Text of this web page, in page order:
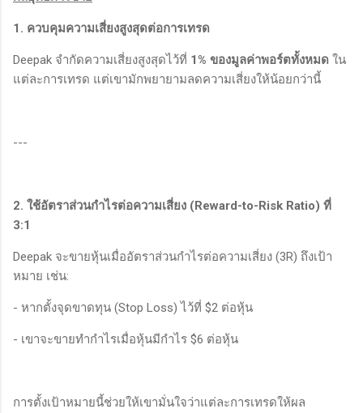
1. ควบคุมความเสี่ยงสูงสุดต่อการเทรด
Deepak จำกัดความเสี่ยงสูงสุดไว้ที่ 1% ของมูลค่าพอร์ตทั้งหมด ใน
แต่ละการเทรด แต่เขามักพยายามลดความเสี่ยงให้น้อยกว่านี้
---
2. ใช้อัตราส่วนกำไรต่อความเสี่ยง (Reward-to-Risk Ratio) ที่
3:1
Deepak จะขายหุ้นเมื่ออัตราส่วนกำไรต่อความเสี่ยง (3R) ถึงเป้า
หมาย เช่น:
- หากตั้งจุดขาดทุน (Stop Loss) ไว้ที่ $2 ต่อหุ้น
- เขาจะขายทำกำไรเมื่อหุ้นมีกำไร $6 ต่อหุ้น
การตั้งเป้าหมายนี้ช่วยให้เขามั่นใจว่าแต่ละการเทรดให้ผล